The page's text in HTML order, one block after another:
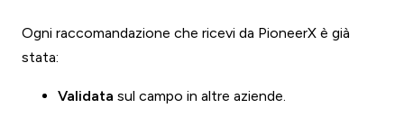
Ogni raccomandazione che ricevi da PioneerX è già
stata:
Validata sul campo in altre aziende.